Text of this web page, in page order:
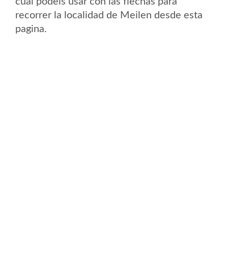
recorrer la localidad de Meilen desde esta
pagina.